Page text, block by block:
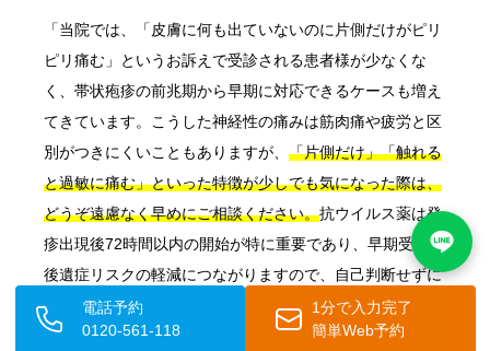
「当院では、「皮膚に何も出ていないのに片側だけがピリ
ピリ痛む」というお訴えで受診される患者様が少なくな
く、帯状疱疹の前兆期から早期に対応できるケースも増え
てきています。こうした神経性の痛みは筋肉痛や疲労と区
別がつきにくいこともありますが、 「片側だけ」「触れる
と過敏に痛む」といった特徴が少しでも気になった際は、
どうぞ遠慮なく早めにご相談ください。抗ウイルス薬は発
疹出現後72時間以内の開始が特に重要であり、早期受診が
後遺症リスクの軽減につながりますので、自己判断せずに
受診されることを強くお勧めします。」
電話予約
0120-561-118
1分で入力完了
簡単Web予約